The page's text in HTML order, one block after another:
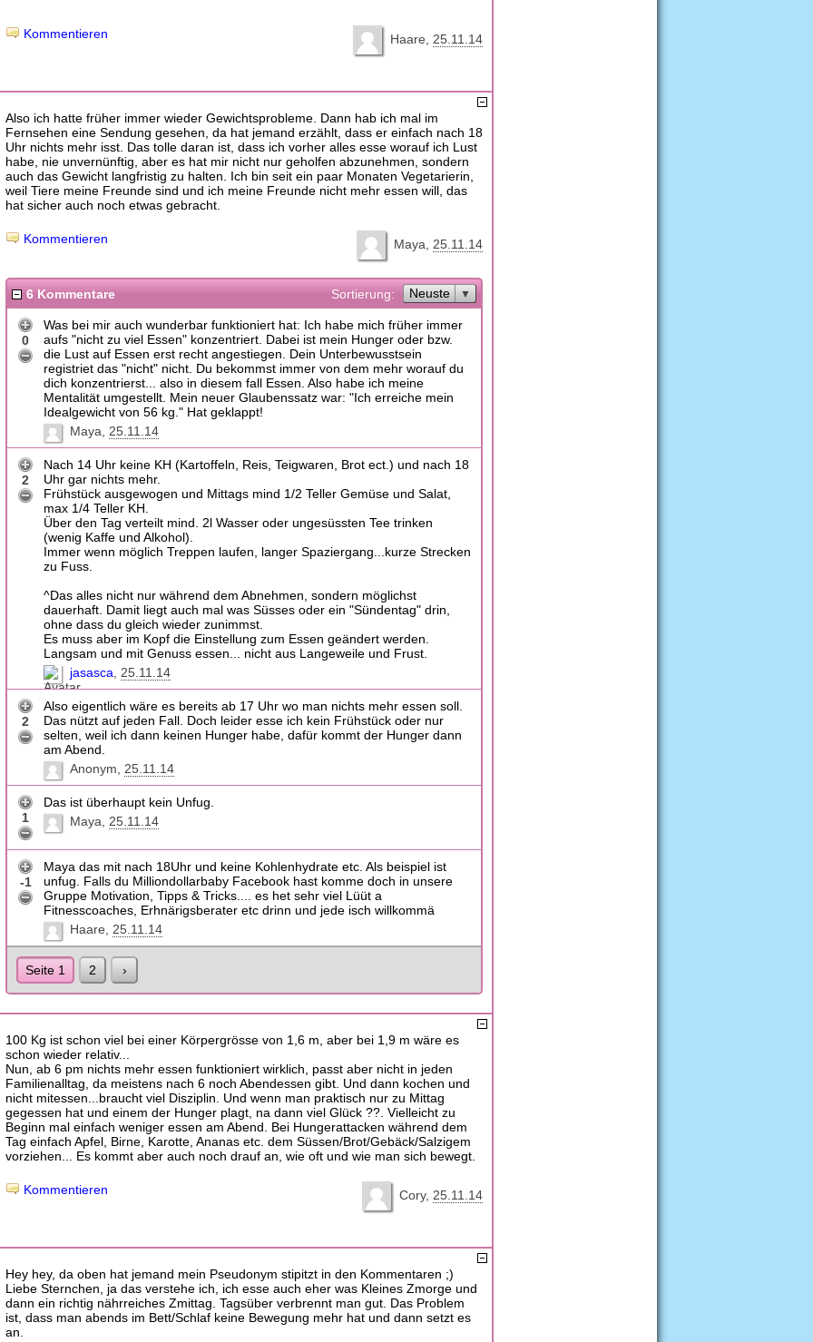
Haare 25.11.14
Kommentieren
Also ich hatte früher immer wieder Gewichtsprobleme. Dann hab ich mal im
Fernsehen eine Sendung gesehen, da hat jemand erzählt, dass er einfach nach 18
Uhr nichts mehr isst. Das tolle daran ist, dass ich vorher alles esse worauf ich Lust
habe, nie unvernünftig, aber es hat mir nicht nur geholfen abzunehmen, sondern
auch das Gewicht langfristig zu halten. Ich bin seit ein paar Monaten Vegetarierin,
weil Tiere meine Freunde sind und ich meine Freunde nicht mehr essen will, das
hat sicher auch noch etwas gebracht.
Maya 25.11.14
Kommentieren
6 Kommentare Sortierung: Neuste
0
Was bei mir auch wunderbar funktioniert hat: Ich habe mich früher immer
aufs "nicht zu viel Essen" konzentriert. Dabei ist mein Hunger oder bzw.
die Lust auf Essen erst recht angestiegen. Dein Unterbewusstsein
registriet das "nicht" nicht. Du bekommst immer von dem mehr worauf du
dich konzentrierst... also in diesem fall Essen. Also habe ich meine
Mentalität umgestellt. Mein neuer Glaubenssatz war: "Ich erreiche mein
Idealgewicht von 56 kg." Hat geklappt!
Maya 25.11.14
2
Nach 14 Uhr keine KH (Kartoffeln, Reis, Teigwaren, Brot ect.) und nach 18
Uhr gar nichts mehr.
Frühstück ausgewogen und Mittags mind 1/2 Teller Gemüse und Salat,
max 1/4 Teller KH.
Über den Tag verteilt mind. 2l Wasser oder ungesüssten Tee trinken
(wenig Kaffe und Alkohol).
Immer wenn möglich Treppen laufen, langer Spaziergang...kurze Strecken
zu Fuss.
^Das alles nicht nur während dem Abnehmen, sondern möglichst
dauerhaft. Damit liegt auch mal was Süsses oder ein "Sündentag" drin,
ohne dass du gleich wieder zunimmst.
Es muss aber im Kopf die Einstellung zum Essen geändert werden.
Langsam und mit Genuss essen... nicht aus Langeweile und Frust.
jasasca 25.11.14
2
Also eigentlich wäre es bereits ab 17 Uhr wo man nichts mehr essen soll.
Das nützt auf jeden Fall. Doch leider esse ich kein Frühstück oder nur
selten, weil ich dann keinen Hunger habe, dafür kommt der Hunger dann
am Abend.
Anonym 25.11.14
1
Das ist überhaupt kein Unfug.
Maya 25.11.14
-1
Maya das mit nach 18Uhr und keine Kohlenhydrate etc. Als beispiel ist
unfug. Falls du Milliondollarbaby Facebook hast komme doch in unsere
Gruppe Motivation, Tipps & Tricks.... es het sehr viel Lüüt a
Fitnesscoaches, Erhnärigsberater etc drinn und jede isch willkommä
Haare 25.11.14
Seite 1 2 ›
100 Kg ist schon viel bei einer Körpergrösse von 1,6 m, aber bei 1,9 m wäre es
schon wieder relativ...
Nun, ab 6 pm nichts mehr essen funktioniert wirklich, passt aber nicht in jeden
Familienalltag, da meistens nach 6 noch Abendessen gibt. Und dann kochen und
nicht mitessen...braucht viel Disziplin. Und wenn man praktisch nur zu Mittag
gegessen hat und einem der Hunger plagt, na dann viel Glück ??. Vielleicht zu
Beginn mal einfach weniger essen am Abend. Bei Hungerattacken während dem
Tag einfach Apfel, Birne, Karotte, Ananas etc. dem Süssen/Brot/Gebäck/Salzigem
vorziehen... Es kommt aber auch noch drauf an, wie oft und wie man sich bewegt.
Cory 25.11.14
Kommentieren
Hey hey, da oben hat jemand mein Pseudonym stipitzt in den Kommentaren ;)
Liebe Sternchen, ja das verstehe ich, ich esse auch eher was Kleines Zmorge und
dann ein richtig nährreiches Zmittag. Tagsüber verbrennt man gut. Das Problem
ist, dass man abends im Bett/Schlaf keine Bewegung mehr hat und dann setzt es
an.